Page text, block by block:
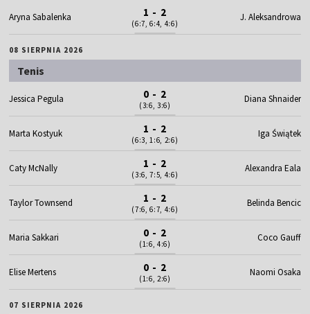
Aryna Sabalenka 1 - 2
(6:7, 6:4, 4:6)
J. Aleksandrowa
08 SIERPNIA 2026
Tenis
Jessica Pegula 0 - 2
(3:6, 3:6)
Diana Shnaider
Marta Kostyuk 1 - 2
(6:3, 1:6, 2:6)
Iga Świątek
Caty McNally 1 - 2
(3:6, 7:5, 4:6)
Alexandra Eala
Taylor Townsend 1 - 2
(7:6, 6:7, 4:6)
Belinda Bencic
Maria Sakkari 0 - 2
(1:6, 4:6)
Coco Gauff
Elise Mertens 0 - 2
(1:6, 2:6)
Naomi Osaka
07 SIERPNIA 2026